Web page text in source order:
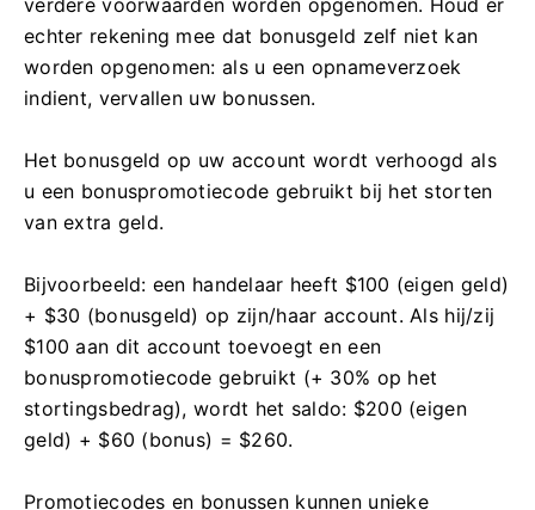
verdere voorwaarden worden opgenomen. Houd er
echter rekening mee dat bonusgeld zelf niet kan
worden opgenomen: als u een opnameverzoek
indient, vervallen uw bonussen.
Het bonusgeld op uw account wordt verhoogd als
u een bonuspromotiecode gebruikt bij het storten
van extra geld.
Bijvoorbeeld: een handelaar heeft $100 (eigen geld)
+ $30 (bonusgeld) op zijn/haar account. Als hij/zij
$100 aan dit account toevoegt en een
bonuspromotiecode gebruikt (+ 30% op het
stortingsbedrag), wordt het saldo: $200 (eigen
geld) + $60 (bonus) = $260.
Promotiecodes en bonussen kunnen unieke